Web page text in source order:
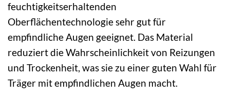
feuchtigkeitserhaltenden
Oberflächentechnologie sehr gut für
empfindliche Augen geeignet. Das Material
reduziert die Wahrscheinlichkeit von Reizungen
und Trockenheit, was sie zu einer guten Wahl für
Träger mit empfindlichen Augen macht.